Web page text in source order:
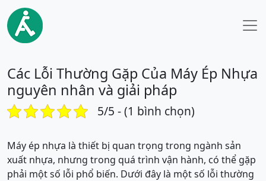
Các Lỗi Thường Gặp Của Máy Ép Nhựa
nguyên nhân và giải pháp
5/5 - (1 bình chọn)
Máy ép nhựa là thiết bị quan trọng trong ngành sản
xuất nhựa, nhưng trong quá trình vận hành, có thể gặp
phải một số lỗi phổ biến. Dưới đây là một số lỗi thường